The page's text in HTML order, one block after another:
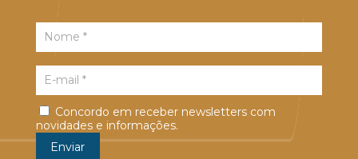
Concordo em receber newsletters com
novidades e informações.